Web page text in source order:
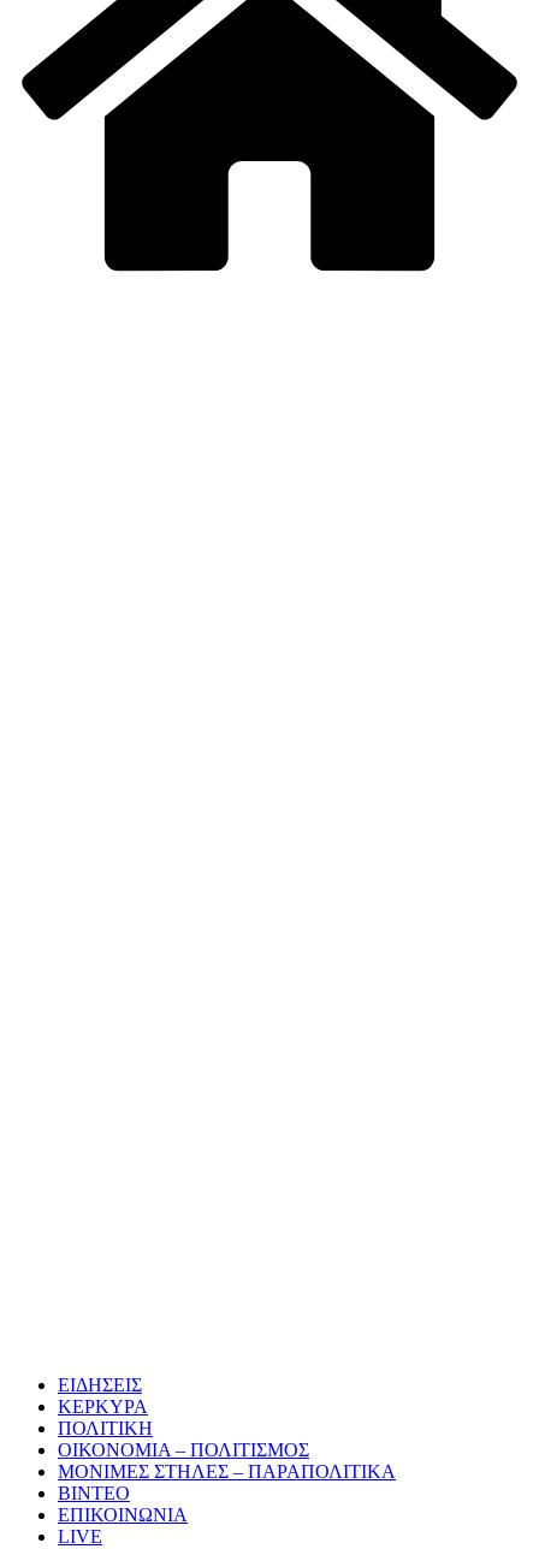
ΕΙΔΗΣΕΙΣ
ΚΕΡΚΥΡΑ
ΠΟΛΙΤΙΚΗ
ΟΙΚΟΝΟΜΙΑ – ΠΟΛΙΤΙΣΜΟΣ
ΜΟΝΙΜΕΣ ΣΤΗΛΕΣ – ΠΑΡΑΠΟΛΙΤΙΚΑ
ΒΙΝΤΕΟ
ΕΠΙΚΟΙΝΩΝΙΑ
LIVE